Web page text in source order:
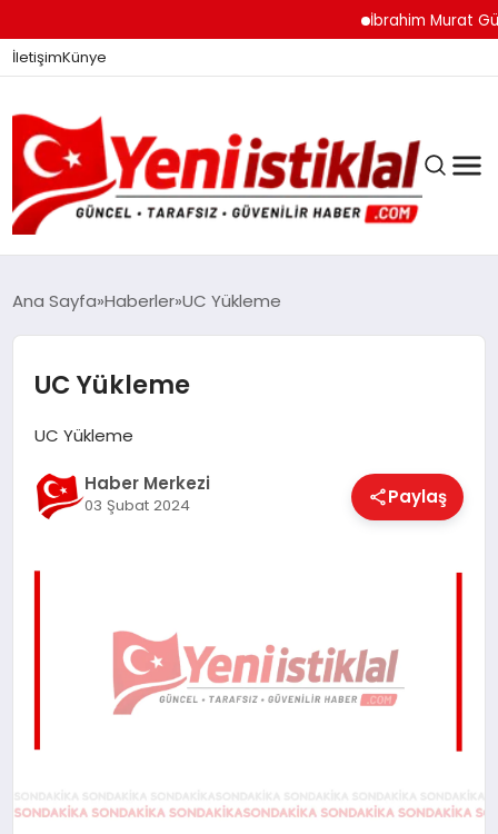
İbrahim Murat
İletişimKünye
DÜNYA
EĞITIM
Ana Sayfa Haberler UC Yükleme
UC Yükleme
UC Yükleme
Haber Merkezi
03 Şubat 2024 Paylaş